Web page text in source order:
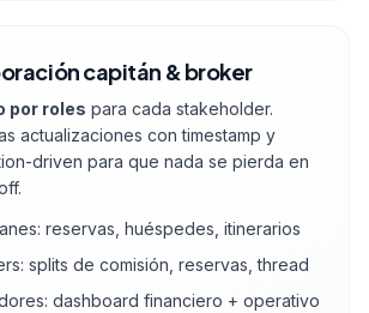
capitán & broker
por roles para cada stakeholder.
actualizaciones con timestamp y
driven para que nada se pierda en
reservas, huéspedes, itinerarios
splits de comisión, reservas, thread
dashboard financiero + operativo